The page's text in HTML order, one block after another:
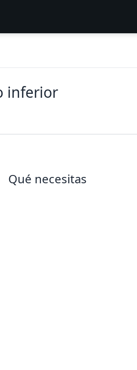
inferior
Qué necesitas